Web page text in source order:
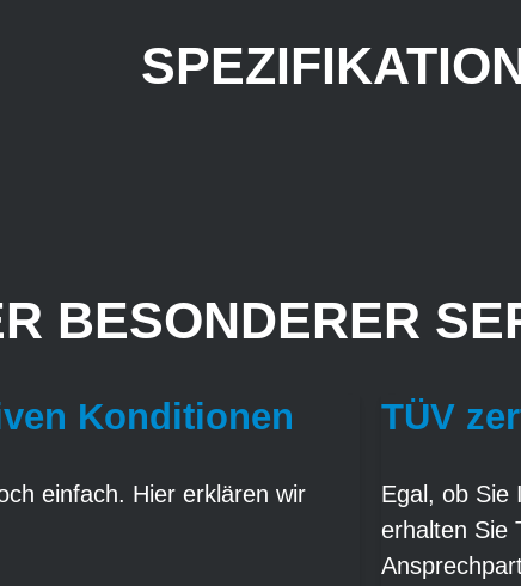
BESONDERER
Konditionen
einfach. Hier erklären wir
TÜV
Egal, ob Sie
erhalten Sie